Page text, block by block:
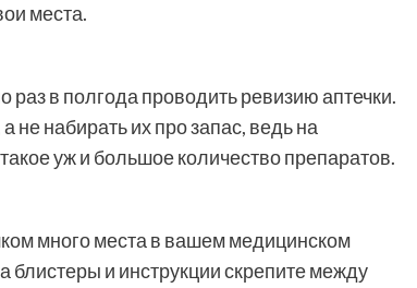
места.
в полгода проводить ревизию аптечки.
не набирать их про запас, ведь на
уж и большое количество препаратов.
много места в вашем медицинском
блистеры и инструкции скрепите между